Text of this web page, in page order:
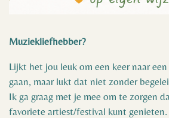
Muziekliefhebber?
Lijkt het jou leuk om een keer naar
gaan, maar lukt dat niet zonder
Ik ga graag met je mee om te zorgen
favoriete artiest/festival kunt genieten.